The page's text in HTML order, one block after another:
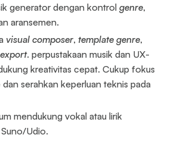
generator dengan kontrolgenre,
aransemen.
visual composer,template genre,
export. perpustakaan musik dan UX-
kreativitas cepat. Cukup fokus
serahkan keperluan teknis pada
mendukung vokal atau lirik
Udio.